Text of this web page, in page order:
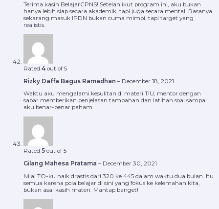
Terima kasih BelajarCPNS! Setelah ikut program ini, aku bukan
hanya lebih siap secara akademik, tapi juga secara mental. Rasanya
sekarang masuk IPDN bukan cuma mimpi, tapi target yang
realistis.
Rated 4 out of 5
Rizky Daffa Bagus Ramadhan – December 18, 2021
Waktu aku mengalami kesulitan di materi TIU, mentor dengan
sabar memberikan penjelasan tambahan dan latihan soal sampai
aku benar-benar paham.
Rated 5 out of 5
Gilang Mahesa Pratama – December 30, 2021
Nilai TO-ku naik drastis dari 320 ke 445 dalam waktu dua bulan. Itu
semua karena pola belajar di sini yang fokus ke kelemahan kita,
bukan asal kasih materi. Mantap banget!